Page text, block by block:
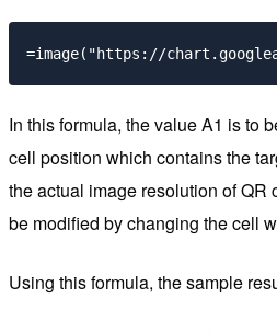
In this formula, the value A1 is to
cell position which contains the
the actual image resolution of QR
be modified by changing the cell
Using this formula, the sample